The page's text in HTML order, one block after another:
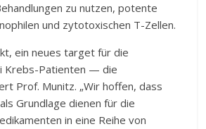
zu nutzen, potente
und zytotoxischen T-Zellen.
ein neues target für die
Krebs-Patienten — die
Prof. Munitz. „Wir hoffen, dass
Grundlage dienen für die
in eine Reihe von